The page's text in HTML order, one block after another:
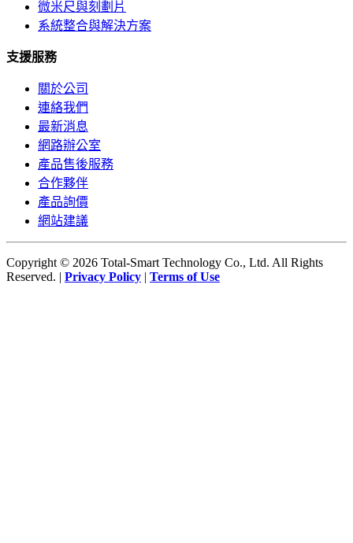
微米尺與刻劃片
系統整合與解決方案
支援服務
關於公司
連絡我們
最新消息
網路辦公室
產品售後服務
合作夥伴
產品詢價
網站建議
Copyright © 2026 Total-Smart Technology Co., Ltd. All Rights
Reserved. | Privacy Policy | Terms of Use